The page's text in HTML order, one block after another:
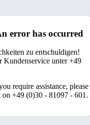
error has occurred
zu entschuldigen!
Kundenservice unter +49
require assistance, please
+49 (0)30 - 81097 - 601.